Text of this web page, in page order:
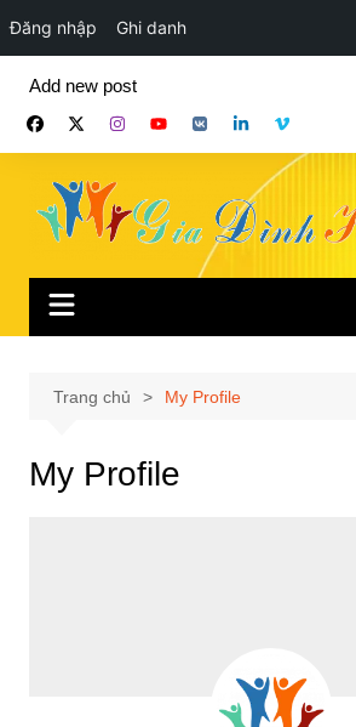
Đăng nhập Ghi danh
phần
Add new post
Trang chủ My Profile
My Profile